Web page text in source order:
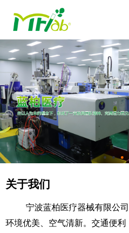
关于我们
宁波蓝柏医疗器械有限公司
环境优美、空气清新。交通便